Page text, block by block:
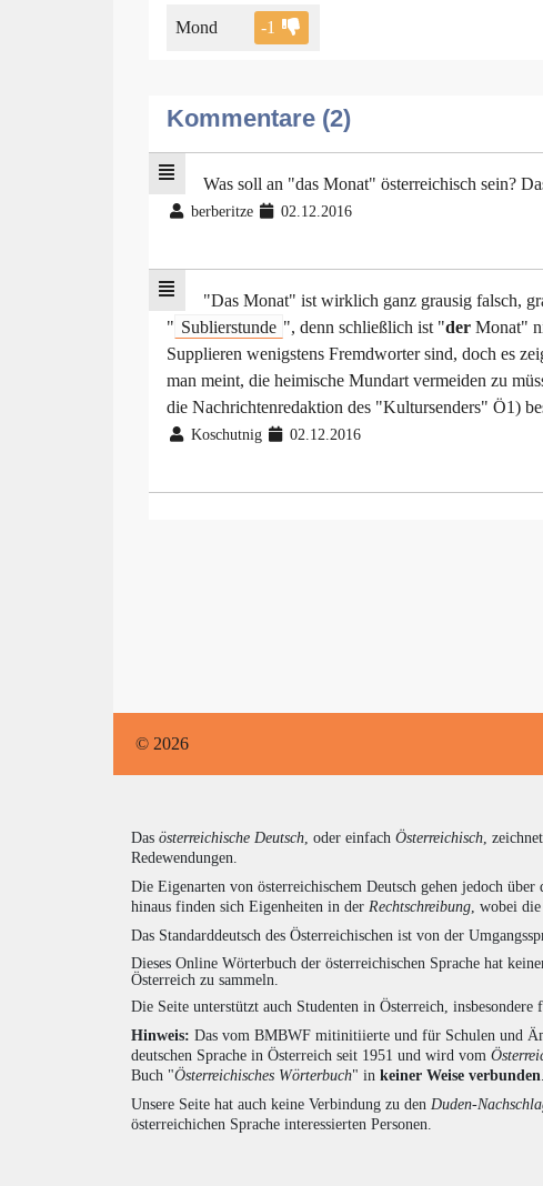
Mond -1
Kommentare (2)
Was soll an "das Monat" österreichisch sein?
berberitze 02.12.2016
"Das Monat" ist wirklich ganz grausig falsch,
" Sublierstunde ", denn schließlich ist "derMonat"
Supplieren wenigstens Fremdworter sind, doch es
man meint, die heimische Mundart vermeiden zu
die Nachrichtenredaktion des "Kultursenders" Ö1)
Koschutnig 02.12.2016
© 2026
Das österreichische Deutsch , oder einfach Österreichisch ,
Redewendungen.
Die Eigenarten von österreichischem Deutsch gehen jedoch
hinaus finden sich Eigenheiten in der Rechtschreibung , wobei
Das Standarddeutsch des Österreichischen ist von der
Dieses Online Wörterbuch der österreichischen Sprache hat
Österreich zu sammeln.
Die Seite unterstützt auch Studenten in Österreich, insbesondere
Hinweis: Das vom BMBWF mitinitiierte und für Schulen und
deutschen Sprache in Österreich seit 1951 und wird vom
Buch "Österreichisches Wörterbuch" in keiner Weise verbunden
Unsere Seite hat auch keine Verbindung zu den Duden-
österreichichen Sprache interessierten Personen.